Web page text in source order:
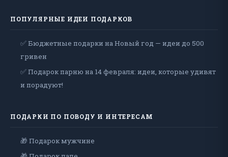
ПОПУЛЯРНЫЕ ИДЕИ ПОДАРКОВ
✅ Бюджетные подарки на Новый год — идеи до 500
гривен
✅ Подарок парню на 14 февраля: идеи, которые удивят
и порадуют!
ПОДАРКИ ПО ПОВОДУ И ИНТЕРЕСАМ
🎁 Подарок мужчине